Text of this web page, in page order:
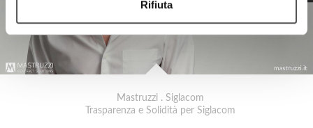
Rifiuta
Mastruzzi . Siglacom
Trasparenza e Solidità per Siglacom